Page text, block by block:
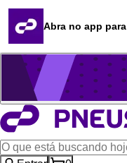
Quero revender
Blog
Whatsapp (16) 99764-8401
Televendas (47) 3046-
Abra no app